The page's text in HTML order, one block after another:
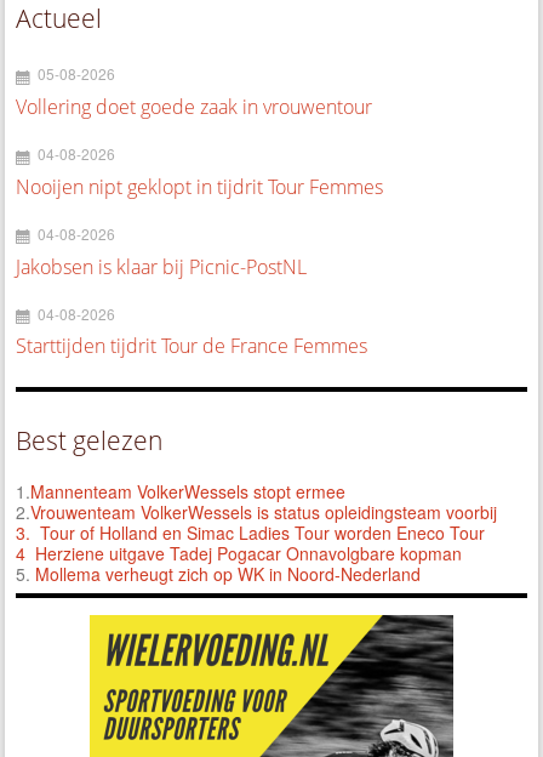
Actueel
05-08-2026
Vollering doet goede zaak in vrouwentour
04-08-2026
Nooijen nipt geklopt in tijdrit Tour Femmes
04-08-2026
Jakobsen is klaar bij Picnic-PostNL
04-08-2026
Starttijden tijdrit Tour de France Femmes
Best gelezen
1.Mannenteam VolkerWessels stopt ermee
2.Vrouwenteam VolkerWessels is status opleidingsteam voorbij
3. Tour of Holland en Simac Ladies Tour worden Eneco Tour
4 Herziene uitgave Tadej Pogacar Onnavolgbare kopman
5. Mollema verheugt zich op WK in Noord-Nederland